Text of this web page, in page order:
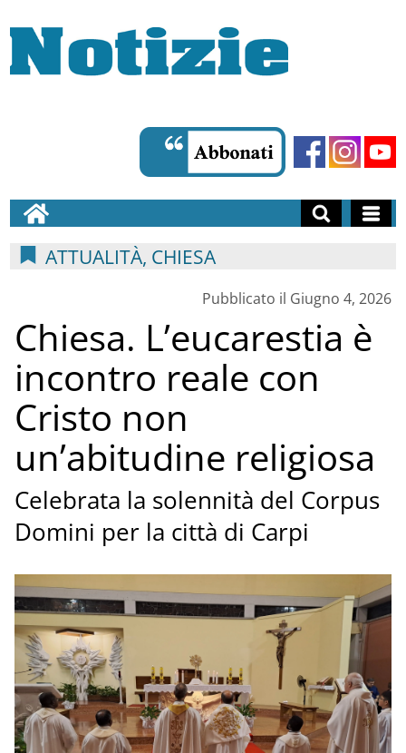
ATTUALITÀ, CHIESA
Pubblicato il Giugno 4, 2026
Chiesa. L’eucarestia è
incontro reale con
Cristo non
un’abitudine religiosa
Celebrata la solennità del Corpus
Domini per la città di Carpi